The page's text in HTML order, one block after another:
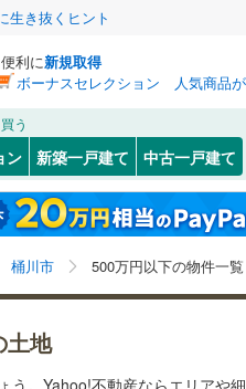
き抜くヒント
利に新規取得
ボーナスセレクション 人気商品
買う
ン 新築一戸建て 中古一戸建て
桶川市 500万円以下の物件一覧
土地
う。Yahoo!不動産ならエリアや
岩手 宮城
神奈川 埼玉
岐阜 静岡
北
中
南区
熊
(1)
) 川
ン（宇都宮～逗子）
湘
(1)
0) 上
)
ち方、日当たり
（0） 角
） 整
約、入居関連など
0）
検索条件を
この検索条件の新着物件通知は、
埼玉県、桶川市、500万
閉じる
閉じる